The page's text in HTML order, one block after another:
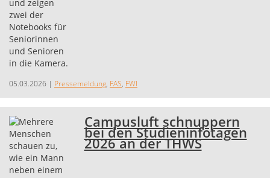
05.03.2026 | Pressemeldung, FAS, FWI
Campusluft schnuppern
bei den Studieninfotagen
2026 an der THWS